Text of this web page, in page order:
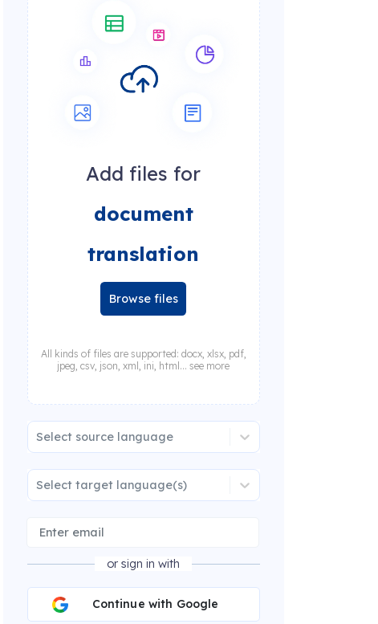
Add files for
document
translation
Browse files
All kinds of files are supported: docx, xlsx, pdf,
jpeg, csv, json, xml, ini, html... see more
Select source language
Select target language(s)
or sign in with
Continue with Google